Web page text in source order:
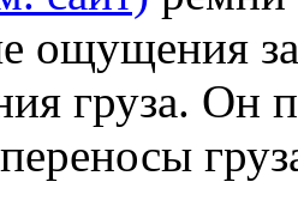
ощущения
груза. Он